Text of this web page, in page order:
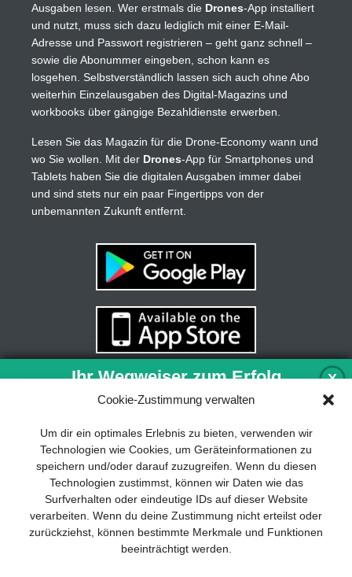
Cookie-Zustimmung verwalten
Um dir ein optimales Erlebnis zu bieten, verwenden wir
Technologien wie Cookies, um Geräteinformationen zu
speichern und/oder darauf zuzugreifen. Wenn du diesen
Technologien zustimmst, können wir Daten wie das
Surfverhalten oder eindeutige IDs auf dieser Website
verarbeiten. Wenn du deine Zustimmung nicht erteilst oder
zurückziehst, können bestimmte Merkmale und Funktionen
beeinträchtigt werden.
Ausgaben lesen. Wer erstmals die Drones-App installiert
und nutzt, muss sich dazu lediglich mit einer E-Mail-
Adresse und Passwort registrieren – geht ganz schnell –
sowie die Abonummer eingeben, schon kann es
losgehen. Selbstverständlich lassen sich auch ohne Abo
weiterhin Einzelausgaben des Digital-Magazins und
workbooks über gängige Bezahldienste erwerben.
Lesen Sie das Magazin für die Drone-Economy wann und
wo Sie wollen. Mit der Drones-App für Smartphones und
Tablets haben Sie die digitalen Ausgaben immer dabei
und sind stets nur ein paar Fingertipps von der
unbemannten Zukunft entfernt.
X
Ihr Wegweiser zum Erfolg
nachhaltigen Geschäftsmodells sind für
jedes Unternehmen unverzichtbar. Das
Business Model Canvas hilft, sich dabei
auf das Wesentliche zu konzentrieren
und stets im Blick zu behalten, worauf es
wirklich ankommt.
Abonnieren Sie unseren kostenlosen